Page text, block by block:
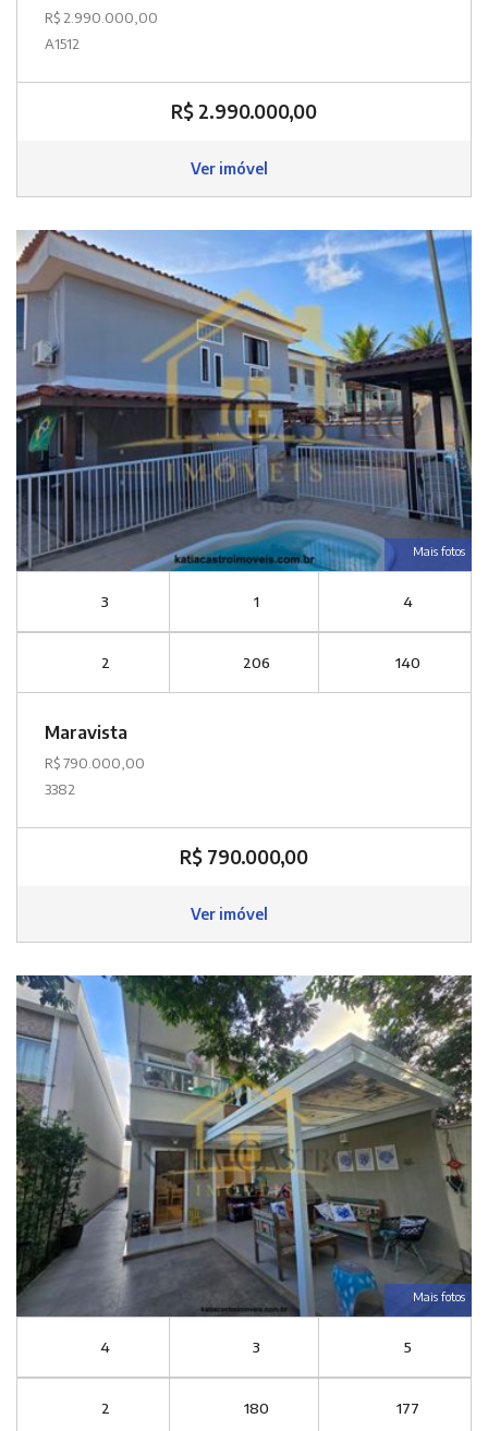
R$ 2.990.000,00
A1512
R$ 2.990.000,00
Ver imóvel
Mais fotos
3 1 4
2 206 140
Maravista
R$ 790.000,00
3382
R$ 790.000,00
Ver imóvel
Mais fotos
4 3 5
2 180 177